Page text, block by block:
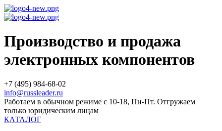
Производство и продажа
электронных компонентов
+7 (495) 984-68-02
info@russleader.ru
Работаем в обычном режиме с 10-18, Пн-Пт. Отгружаем
только юридическим лицам
КАТАЛОГ